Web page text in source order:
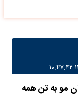
مو به تن همه